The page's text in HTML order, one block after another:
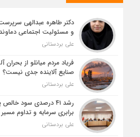
دکتر طاهره عبدالهی
و مسئولیت اجتماعی
علی بردستانی
فریاد مردم میانلو از بحران
صنایع آلاینده جدی نیست؟
علی بردستانی
برابری سرمایه و تداوم
علی بردستانی